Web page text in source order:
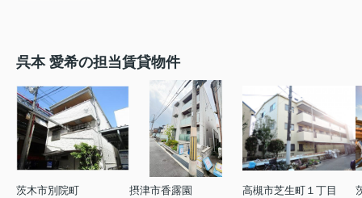
呉本 愛希の担当賃貸物件
茨木市別院町
摂津市香露園
高槻市芝生町１丁目